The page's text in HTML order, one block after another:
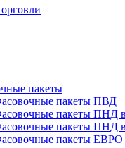
пакеты
пакеты ПВД
пакеты ПНД в
пакеты ПНД
пакеты ЕВРО